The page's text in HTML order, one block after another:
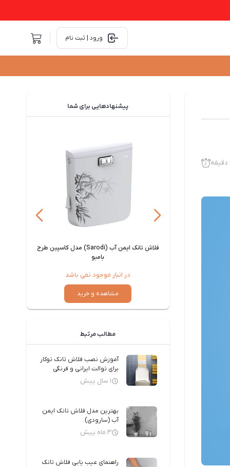
ورود | ثبت نام
پیشنهادهایی برای شما
اسلیم طرح قاصدک
فلاش تانک ایمن آب (Sarodi) مدل کاسپین طرح
بامبو
در انبار موجود نمی باشد
مشاهده و خرید
مطالب مرتبط
آموزش نصب فلاش تانک توکار
برای توالت ایرانی و فرنگی
1 سال پیش
بهترین مدل فلاش تانک ایمن
آب (سارودی)
3 ماه پیش
راهنمای عیب یابی فلاش تانک